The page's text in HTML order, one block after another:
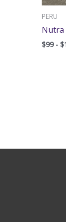
PERU
Nutra
$99 - $